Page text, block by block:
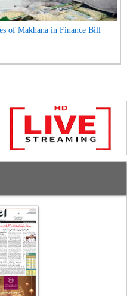
of Makhana in Finance Bill